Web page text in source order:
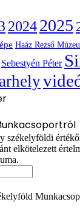
20242025
Haáz Rezső
Sebestyén Péter
székelyföldi
elkötelezett